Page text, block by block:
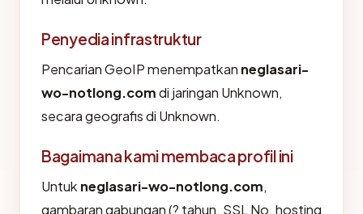
Penyedia infrastruktur
Pencarian GeoIP menempatkan neglasari-
wo-notlong.comdi jaringan Unknown,
secara geografis di Unknown.
Bagaimana kami membaca profil ini
Untuk neglasari-wo-notlong.com,
gambaran gabungan (? tahun, SSL No, hosting